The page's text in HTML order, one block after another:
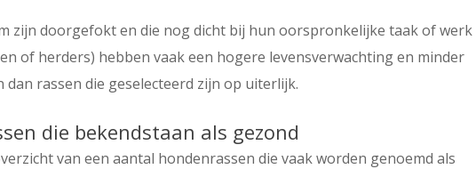
zijn doorgefokt en die nog dicht bij hun oorspronkelijke taak of werk
of herders) hebben vaak een hogere levensverwachting en minder
rassen die geselecteerd zijn op uiterlijk.
die bekendstaan als gezond
van een aantal hondenrassen die vaak worden genoemd als